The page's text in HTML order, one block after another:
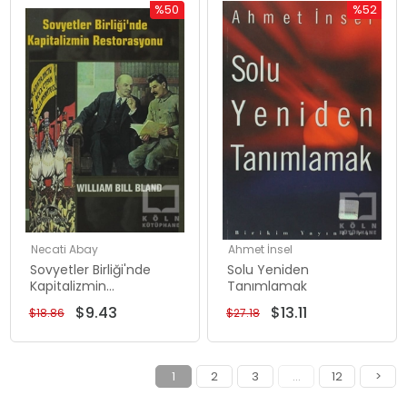
Necati Abay
Sovyetler Birliği'nde
Kapitalizmin
Restorasyonu
$9.43
$18.86
%50
%50İndirim
Ahmet İnsel
Solu Yeniden
Tanımlamak
$13.11
$27.18
%52
İndirim
1 2 3 ... 12 >